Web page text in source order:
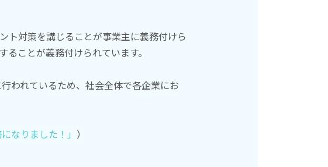
ト対策を講じることが事業主に義務付けら
ことが義務付けられています。
われているため、社会全体で各企業にお
なりました！」 ）